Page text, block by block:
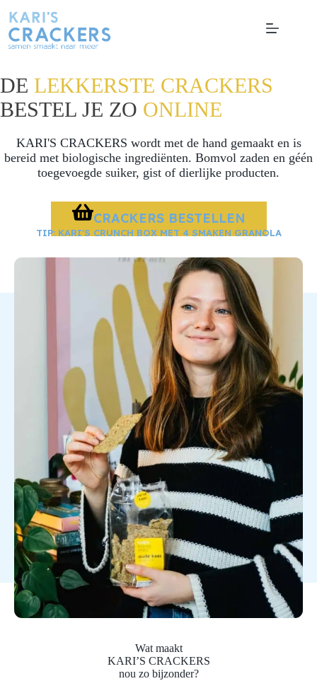
naar
de
inhoud
DE LEKKERSTE CRACKERS
BESTEL JE ZO ONLINE
KARI'S CRACKERS wordt met de hand gemaakt en is
bereid met biologische ingrediënten. Bomvol zaden en géén
toegevoegde suiker, gist of dierlijke producten.
CRACKERS BESTELLEN
TIP: KARI'S CRUNCH BOX MET 4 SMAKEN GRANOLA
Wat maakt
KARI’S CRACKERS
nou zo bijzonder?